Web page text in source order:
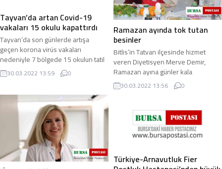
Tayvan’da artan Covid-19
vakaları 15 okulu kapattırdı
Tayvan’da son günlerde artışa
geçen korona virüs vakaları
nedeniyle 7 bölgede 15 okulun tatil
edilmesine karar verildi. Korona
virüs salgını ...
30.03.2022 13:59 0
Ramazan ayında tok tutan
besinler
Bitlis’in Tatvan ilçesinde hizmet
veren Diyetisyen Merve Demir,
Ramazan ayına günler kala
beslenme uyarısında bulunarak,
“Doğru beslenildiği ...
30.03.2022 13:56 0
Türkiye-Arnavutluk Fier